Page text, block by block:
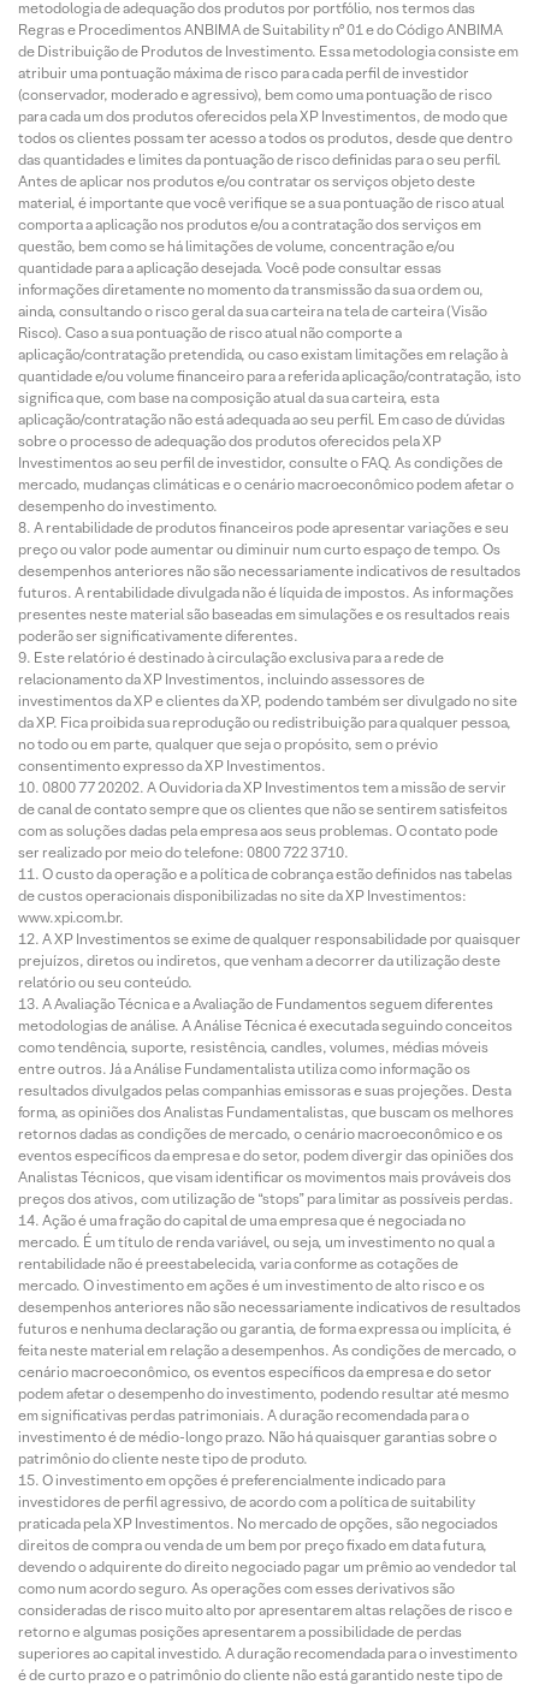
metodologia de adequação dos produtos por portfólio, nos termos das
Regras e Procedimentos ANBIMA de Suitability nº 01 e do Código ANBIMA
de Distribuição de Produtos de Investimento. Essa metodologia consiste em
atribuir uma pontuação máxima de risco para cada perfil de investidor
(conservador, moderado e agressivo), bem como uma pontuação de risco
para cada um dos produtos oferecidos pela XP Investimentos, de modo que
todos os clientes possam ter acesso a todos os produtos, desde que dentro
das quantidades e limites da pontuação de risco definidas para o seu perfil.
Antes de aplicar nos produtos e/ou contratar os serviços objeto deste
material, é importante que você verifique se a sua pontuação de risco atual
comporta a aplicação nos produtos e/ou a contratação dos serviços em
questão, bem como se há limitações de volume, concentração e/ou
quantidade para a aplicação desejada. Você pode consultar essas
informações diretamente no momento da transmissão da sua ordem ou,
ainda, consultando o risco geral da sua carteira na tela de carteira (Visão
Risco). Caso a sua pontuação de risco atual não comporte a
aplicação/contratação pretendida, ou caso existam limitações em relação à
quantidade e/ou volume financeiro para a referida aplicação/contratação, isto
significa que, com base na composição atual da sua carteira, esta
aplicação/contratação não está adequada ao seu perfil. Em caso de dúvidas
sobre o processo de adequação dos produtos oferecidos pela XP
Investimentos ao seu perfil de investidor, consulte o FAQ. As condições de
mercado, mudanças climáticas e o cenário macroeconômico podem afetar o
desempenho do investimento.
A rentabilidade de produtos financeiros pode apresentar variações e seu
preço ou valor pode aumentar ou diminuir num curto espaço de tempo. Os
desempenhos anteriores não são necessariamente indicativos de resultados
futuros. A rentabilidade divulgada não é líquida de impostos. As informações
presentes neste material são baseadas em simulações e os resultados reais
poderão ser significativamente diferentes.
Este relatório é destinado à circulação exclusiva para a rede de
relacionamento da XP Investimentos, incluindo assessores de
investimentos da XP e clientes da XP, podendo também ser divulgado no site
da XP. Fica proibida sua reprodução ou redistribuição para qualquer pessoa,
no todo ou em parte, qualquer que seja o propósito, sem o prévio
consentimento expresso da XP Investimentos.
0800 77 20202. A Ouvidoria da XP Investimentos tem a missão de servir
de canal de contato sempre que os clientes que não se sentirem satisfeitos
com as soluções dadas pela empresa aos seus problemas. O contato pode
ser realizado por meio do telefone: 0800 722 3710.
O custo da operação e a política de cobrança estão definidos nas tabelas
de custos operacionais disponibilizadas no site da XP Investimentos:
www.xpi.com.br.
A XP Investimentos se exime de qualquer responsabilidade por quaisquer
prejuízos, diretos ou indiretos, que venham a decorrer da utilização deste
relatório ou seu conteúdo.
A Avaliação Técnica e a Avaliação de Fundamentos seguem diferentes
metodologias de análise. A Análise Técnica é executada seguindo conceitos
como tendência, suporte, resistência, candles, volumes, médias móveis
entre outros. Já a Análise Fundamentalista utiliza como informação os
resultados divulgados pelas companhias emissoras e suas projeções. Desta
forma, as opiniões dos Analistas Fundamentalistas, que buscam os melhores
retornos dadas as condições de mercado, o cenário macroeconômico e os
eventos específicos da empresa e do setor, podem divergir das opiniões dos
Analistas Técnicos, que visam identificar os movimentos mais prováveis dos
preços dos ativos, com utilização de “stops” para limitar as possíveis perdas.
Ação é uma fração do capital de uma empresa que é negociada no
mercado. É um título de renda variável, ou seja, um investimento no qual a
rentabilidade não é preestabelecida, varia conforme as cotações de
mercado. O investimento em ações é um investimento de alto risco e os
desempenhos anteriores não são necessariamente indicativos de resultados
futuros e nenhuma declaração ou garantia, de forma expressa ou implícita, é
feita neste material em relação a desempenhos. As condições de mercado, o
cenário macroeconômico, os eventos específicos da empresa e do setor
podem afetar o desempenho do investimento, podendo resultar até mesmo
em significativas perdas patrimoniais. A duração recomendada para o
investimento é de médio-longo prazo. Não há quaisquer garantias sobre o
patrimônio do cliente neste tipo de produto.
O investimento em opções é preferencialmente indicado para
investidores de perfil agressivo, de acordo com a política de suitability
praticada pela XP Investimentos. No mercado de opções, são negociados
direitos de compra ou venda de um bem por preço fixado em data futura,
devendo o adquirente do direito negociado pagar um prêmio ao vendedor tal
como num acordo seguro. As operações com esses derivativos são
consideradas de risco muito alto por apresentarem altas relações de risco e
retorno e algumas posições apresentarem a possibilidade de perdas
superiores ao capital investido. A duração recomendada para o investimento
é de curto prazo e o patrimônio do cliente não está garantido neste tipo de